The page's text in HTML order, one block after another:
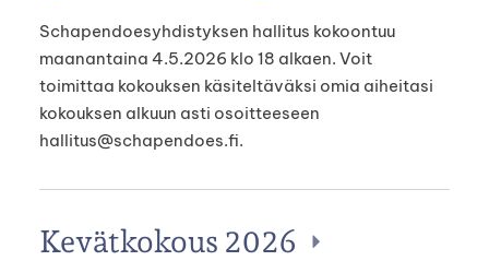
Schapendoesyhdistyksen hallitus kokoontuu
maanantaina 4.5.2026 klo 18 alkaen. Voit
toimittaa kokouksen käsiteltäväksi omia aiheitasi
kokouksen alkuun asti osoitteeseen
hallitus@schapendoes.fi.
Kevätkokous 2026